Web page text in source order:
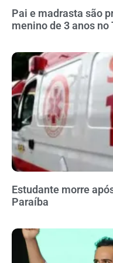
Pai e madrasta são
menino de 3 anos no
Estudante morre
Paraíba